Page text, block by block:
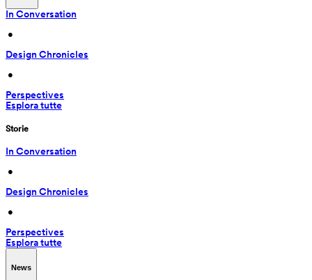
In Conversation
•
Design Chronicles
•
Perspectives
Esplora tutte
Storie
In Conversation
•
Design Chronicles
•
Perspectives
Esplora tutte
News